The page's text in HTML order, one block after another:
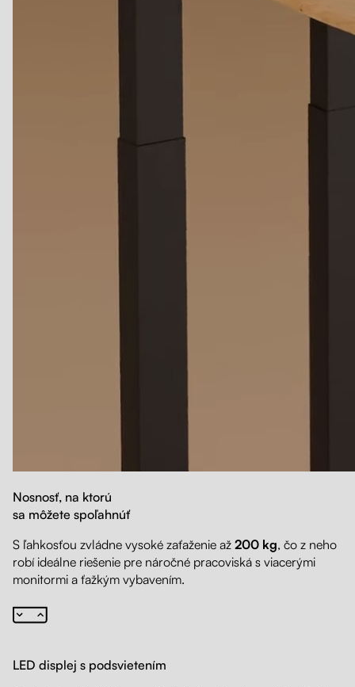
Nosnosť, na ktorú
sa môžete spoľahnúť
S ľahkosťou zvládne vysoké zaťaženie až 200 kg, čo z neho
robí ideálne riešenie pre náročné pracoviská s viacerými
monitormi a ťažkým vybavením.
LED displej s podsvietením